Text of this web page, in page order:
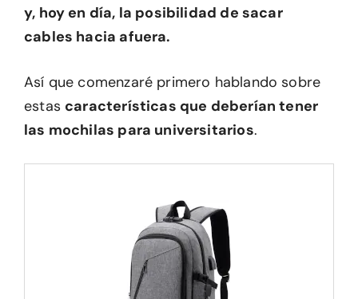
y, hoy en día, la posibilidad de sacar
cables hacia afuera.
Así que comenzaré primero hablando sobre
estas características que deberían tener
las mochilas para universitarios.